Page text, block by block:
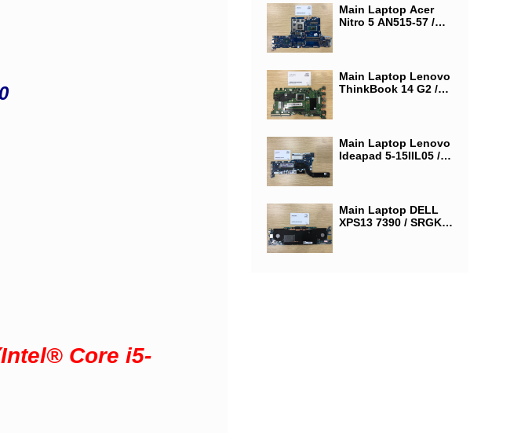
Core i5-
GTX 1650/ LA-J871P
Main Laptop Acer
Nitro 5 AN515-57 /
GTX 1650 / LA-L181P
Main Laptop Lenovo
ThinkBook 14 G2 /
Main Laptop Lenovo
Ideapad 5-15IIL05 /
Main Laptop DELL
XPS13 7390 / SRGKL